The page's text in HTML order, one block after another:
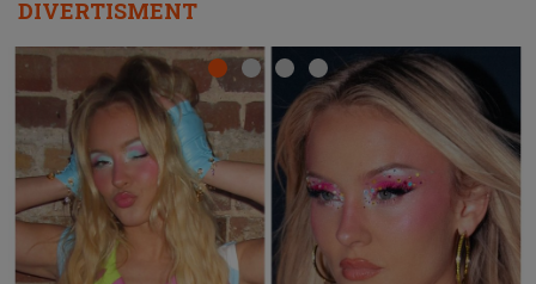
DIVERTISMENT